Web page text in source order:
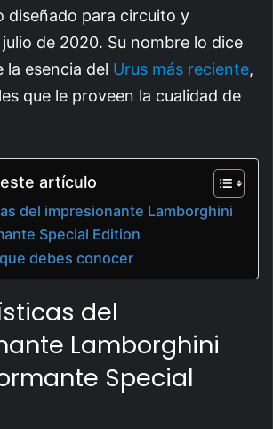
diseñado para circuito y
de 2020. Su nombre lo dice
esencia del Urus más reciente,
que le proveen la cualidad de
artículo
del impresionante Lamborghini
Special Edition
debes conocer
del
Lamborghini
Special